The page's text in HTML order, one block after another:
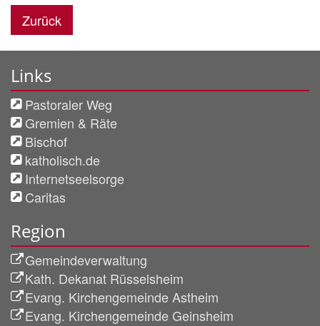
Zurück
Links
Pastoraler Weg
Gremien & Räte
Bischof
katholisch.de
Internetseelsorge
Caritas
Region
Gemeindeverwaltung
Kath. Dekanat Rüsselsheim
Evang. Kirchengemeinde Astheim
Evang. Kirchengemeinde Geinsheim